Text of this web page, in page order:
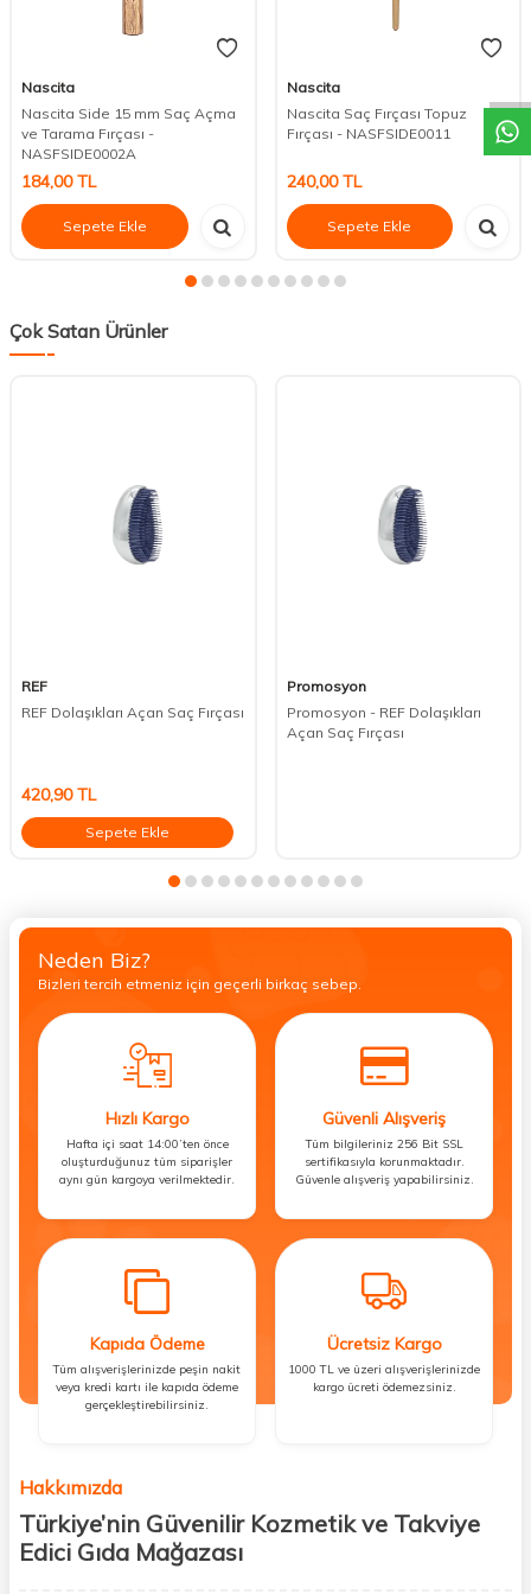
DESTEK
Nascita
Nascita Side 15 mm Saç Açma
ve Tarama Fırçası -
NASFSIDE0002A
184,00TL
Sepete Ekle
Nascita
Nascita Saç Fırçası Topuz
Fırçası - NASFSIDE0011
240,00TL
Sepete Ekle
Çok Satan Ürünler
REF
REF Dolaşıkları Açan Saç Fırçası
420,90TL
Sepete Ekle
Promosyon
Promosyon - REF Dolaşıkları
Açan Saç Fırçası
Neden Biz?
Bizleri tercih etmeniz için geçerli birkaç sebep.
Hızlı Kargo
Hafta içi saat 14:00’ten önce
oluşturduğunuz tüm siparişler
aynı gün kargoya verilmektedir.
Güvenli Alışveriş
Tüm bilgileriniz 256 Bit SSL
sertifikasıyla korunmaktadır.
Güvenle alışveriş yapabilirsiniz.
Kapıda Ödeme
Tüm alışverişlerinizde peşin nakit
veya kredi kartı ile kapıda ödeme
gerçekleştirebilirsiniz.
Ücretsiz Kargo
1000 TL ve üzeri alışverişlerinizde
kargo ücreti ödemezsiniz.
Hakkımızda
Türkiye’nin Güvenilir Kozmetik ve Takviye
Edici Gıda Mağazası